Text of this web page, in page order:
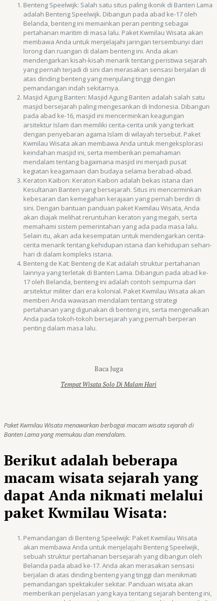
Benteng Speelwijk: Salah satu situs paling ikonik di Banten Lama
adalah Benteng Speelwijk. Dibangun pada abad ke-17 oleh
Belanda, benteng ini memainkan peran penting sebagai
pertahanan maritim di masa lalu. Paket Kwmilau Wisata akan
membawa Anda untuk menjelajahi jaringan tersembunyi dari
lorong dan ruangan di dalam benteng ini. Anda akan
mendengarkan kisah-kisah menarik tentang peristiwa sejarah
yang pernah terjadi di sini dan merasakan sensasi berjalan di
atas dinding benteng yang menjulang tinggi dengan
pemandangan indah sekitarnya.
Masjid Agung Banten: Masjid Agung Banten adalah salah satu
masjid bersejarah paling mengesankan di Indonesia. Dibangun
pada abad ke-16, masjid ini mencerminkan keagungan
arsitektur Islam dan memiliki cerita-cerita unik yang terkait
dengan penyebaran agama Islam di wilayah tersebut. Paket
Kwmilau Wisata akan membawa Anda untuk mengeksplorasi
keindahan masjid ini, serta memberikan pemahaman
mendalam tentang bagaimana masjid ini menjadi pusat
kegiatan keagamaan dan budaya selama berabad-abad.
Keraton Kaibon: Keraton Kaibon adalah bekas istana dari
Kesultanan Banten yang bersejarah. Situs ini mencerminkan
kebesaran dan kemegahan kerajaan yang pernah berdiri di
sini. Dengan bantuan panduan paket Kwmilau Wisata, Anda
akan diajak melihat reruntuhan keraton yang megah, serta
memahami sistem pemerintahan yang ada pada masa lalu.
Selain itu, akan ada kesempatan untuk mendengarkan cerita-
cerita menarik tentang kehidupan istana dan kehidupan sehari-
hari di dalam kompleks istana.
Benteng de Kat: Benteng de Kat adalah struktur pertahanan
lainnya yang terletak di Banten Lama. Dibangun pada abad ke-
17 oleh Belanda, benteng ini adalah contoh sempurna dari
arsitektur militer dari era kolonial. Paket Kwmilau Wisata akan
memberi Anda wawasan mendalam tentang strategi
pertahanan yang digunakan di benteng ini, serta mengenalkan
Anda pada tokoh-tokoh bersejarah yang pernah berperan
penting dalam masa lalu.
Baca Juga
Tempat Wisata Solo Di Malam Hari
Paket Kwmilau Wisata menawarkan berbagai macam wisata sejarah di
Banten Lama yang memukau dan mendalam.
Berikut adalah beberapa
macam wisata sejarah yang
dapat Anda nikmati melalui
paket Kwmilau Wisata:
Pemandangan di Benteng Speelwijk: Paket Kwmilau Wisata
akan membawa Anda untuk menjelajahi Benteng Speelwijk,
sebuah struktur pertahanan bersejarah yang dibangun oleh
Belanda pada abad ke-17. Anda akan merasakan sensasi
berjalan di atas dinding benteng yang tinggi dan menikmati
pemandangan spektakuler sekitar. Panduan wisata akan
memberikan penjelasan yang kaya tentang sejarah benteng ini,